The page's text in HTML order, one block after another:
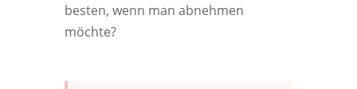
besten, wenn man abnehmen
möchte?